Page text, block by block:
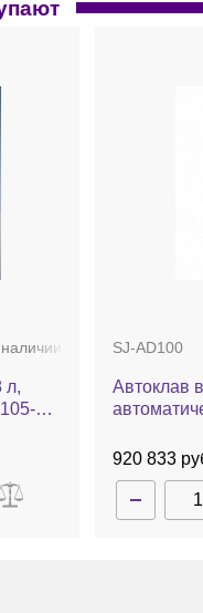
л,
SJ-AD100
Автоклав
920 833